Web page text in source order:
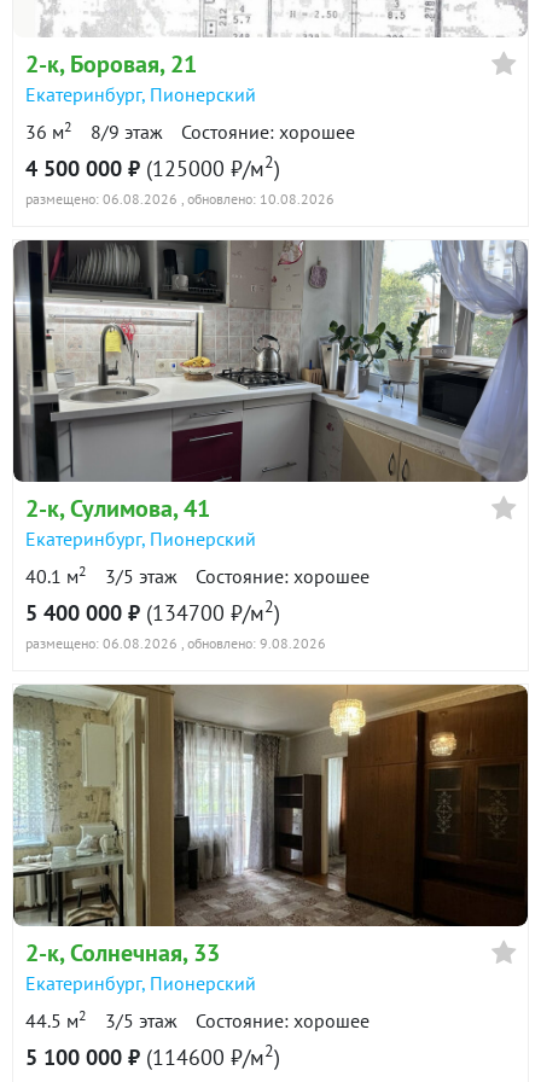
в продаже 103700 ₽/м²
Показать всю историю: 8 предложений →
2-к, Боровая, 21
Екатеринбург, Пионерский
36 м2 8/9 этаж Состояние: хорошее
4 500 000 ₽ (125000 ₽/м2)
размещено: 06.08.2026 , обновлено: 10.08.2026
2-к, Сулимова, 41
Екатеринбург, Пионерский
40.1 м2 3/5 этаж Состояние: хорошее
5 400 000 ₽ (134700 ₽/м2)
размещено: 06.08.2026 , обновлено: 9.08.2026
2-к, Солнечная, 33
Екатеринбург, Пионерский
44.5 м2 3/5 этаж Состояние: хорошее
5 100 000 ₽ (114600 ₽/м2)